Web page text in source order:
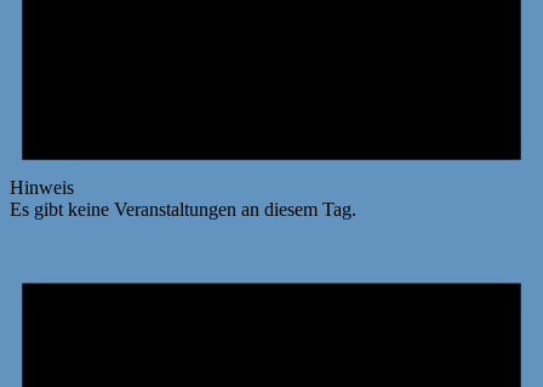
Hinweis
Es gibt keine Veranstaltungen an diesem Tag.